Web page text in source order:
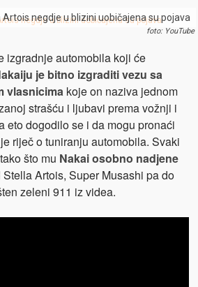
negdje u blizini uobičajena su pojava
foto: YouTube
izgradnje automobila koji će
je bitno izgraditi vezu sa
vlasnicimakoje on naziva jednom
strašću i ljubavi prema vožnji i
eto dogodilo se i da mogu pronaći
riječ o tuniranju automobila. Svaki
što mu Nakai osobno nadjene
Artois, Super Musashi pa do
zeleni 911 iz videa.